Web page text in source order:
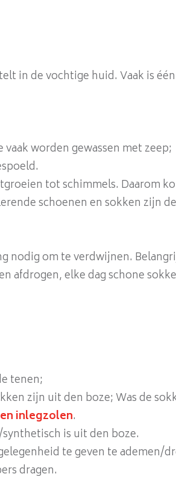
in de vochtige huid. Vaak is
worden gewassen met zeep;
tot schimmels. Daarom
schoenen en sokken zijn
nodig om te verdwijnen.
afdrogen, elke dag schone
tenen;
zijn uit den boze; Was de
inlegzolen.
is uit den boze.
te geven te ademen/
dragen.